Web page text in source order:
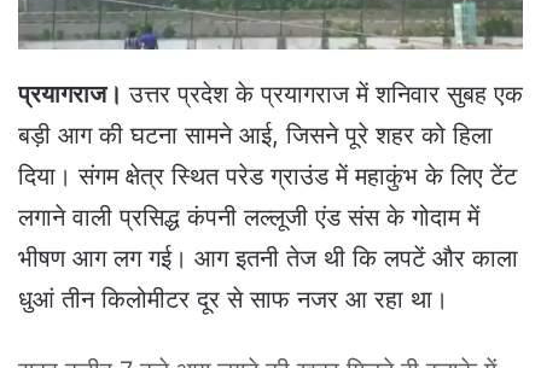
l
प्रयागराज। उत्तर प्रदेश के प्रयागराज में शनिवार सुबह एक
बड़ी आग की घटना सामने आई, जिसने पूरे शहर को हिला
दिया। संगम क्षेत्र स्थित परेड ग्राउंड में महाकुंभ के लिए टेंट
लगाने वाली प्रसिद्ध कंपनी लल्लूजी एंड संस के गोदाम में
भीषण आग लग गई। आग इतनी तेज थी कि लपटें और काला
धुआं तीन किलोमीटर दूर से साफ नजर आ रहा था।